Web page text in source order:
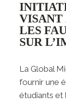
VISANT
LES
SUR
La Global
fournir une
étudiants et